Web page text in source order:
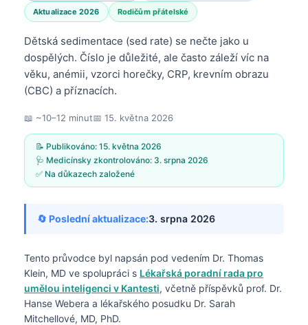
Aktualizace 2026 Rodičům přátelské
Dětská sedimentace (sed rate) se nečte jako u
dospělých. Číslo je důležité, ale často záleží víc na
věku, anémii, vzorci horečky, CRP, krevním obrazu
(CBC) a příznacích.
📖 ~10–12 minut📅 15. května 2026
📝 Publikováno: 15. května 2026
🩺 Medicínsky zkontrolováno: 3. srpna 2026
✅ Na důkazech založené
🔄 Poslední aktualizace:3. srpna 2026
Tento průvodce byl napsán pod vedením Dr. Thomas
Klein, MD ve spolupráci s Lékařská poradní rada pro
umělou inteligenci v Kantesti, včetně příspěvků prof. Dr.
Hanse Webera a lékařského posudku Dr. Sarah
Mitchellové, MD, PhD.